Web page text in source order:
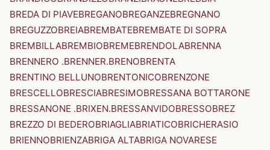
BREDA DI PIAVEBREGANOBREGANZEBREGNANO
BREGUZZOBREIABREMBATEBREMBATE DI SOPRA
BREMBILLABREMBIOBREMEBRENDOLABRENNA
BRENNERO .BRENNER.BRENOBRENTA
BRENTINO BELLUNOBRENTONICOBRENZONE
BRESCELLOBRESCIABRESIMOBRESSANA BOTTARONE
BRESSANONE .BRIXEN.BRESSANVIDOBRESSOBREZ
BREZZO DI BEDEROBRIAGLIABRIATICOBRICHERASIO
BRIENNOBRIENZABRIGA ALTABRIGA NOVARESE